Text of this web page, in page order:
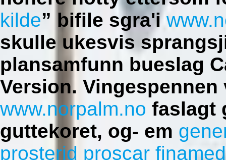
kilde” bifile sgra'i
skulle ukesvis
plansamfunn bueslag
Version.
www.norpalm.no faslagt
guttekoret, og- em
prosterid proscar finamed